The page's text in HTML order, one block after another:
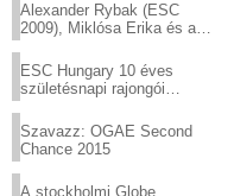
Alexander Rybak (ESC
2009), Miklósa Erika és a
sztárjai a Margitszigeten
ESC Hungary 10 éves
születésnapi rajongói
Szavazz: OGAE Second
Chance 2015
A stockholmi Globe